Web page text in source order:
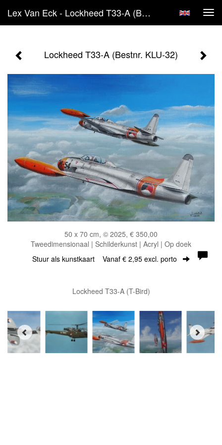
Lex Van Eck - Lockheed T33-A (Bestnr. KLU-32)
Lockheed T33-A (Bestnr. KLU-32)
50 x 70 cm, © 2025, € 350,00
Tweedimensionaal | Schilderkunst | Acryl | Op doek
Stuur als kunstkaart Vanaf € 2,95 excl. porto
Lockheed T33-A (T-Bird)